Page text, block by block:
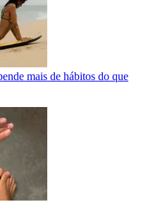
mais de hábitos do que